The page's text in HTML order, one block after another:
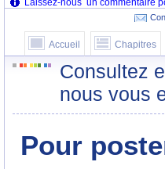
Accueil Chapitres
Consultez
nous vous
Pour